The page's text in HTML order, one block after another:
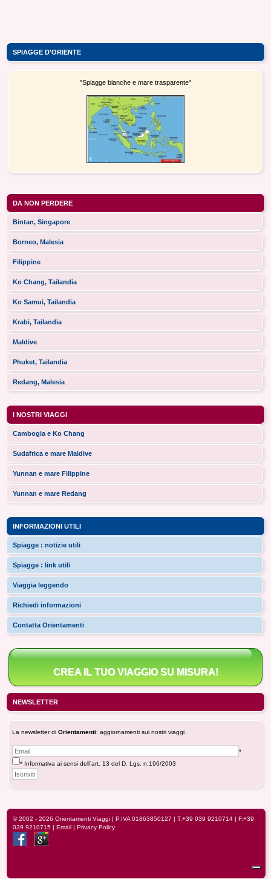
SPIAGGE D'ORIENTE
"Spiagge bianche e mare trasparente"
DA NON PERDERE
Bintan, Singapore
Borneo, Malesia
Filippine
Ko Chang, Tailandia
Ko Samui, Tailandia
Krabi, Tailandia
Maldive
Phuket, Tailandia
Redang, Malesia
I NOSTRI VIAGGI
Cambogia e Ko Chang
Sudafrica e mare Maldive
Yunnan e mare Filippine
Yunnan e mare Redang
INFORMAZIONI UTILI
Spiagge : notizie utili
Spiagge : link utili
Viaggia leggendo
Richiedi informazioni
Contatta Orientamenti
CREA IL TUO VIAGGIO SU MISURA!
NEWSLETTER
La newsletter di Orientamenti: aggiornamenti sui nostri viaggi
*
* Informativa ai sensi dell´art. 13 del D. Lgs. n.196/2003
© 2002 - 2026 Orientamenti Viaggi | P.IVA 01863850127 | T.+39 039 9210714 | F.+39
039 9210715 | Email | Privacy Policy